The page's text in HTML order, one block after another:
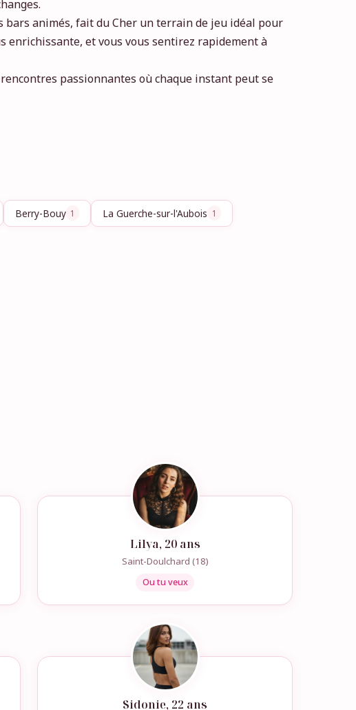
bars animés, fait du Cher un terrain de jeu idéal pour
enrichissante, et vous vous sentirez rapidement à
passionnantes où chaque instant peut se
Berry-Bouy 1 La Guerche-sur-l'Aubois 1
Lilya, 20 ans
Saint-Doulchard (18)
Ou tu veux
Sidonie, 22 ans